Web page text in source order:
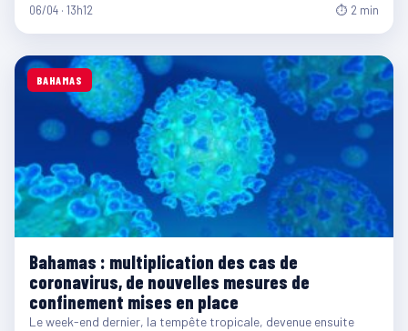
06/04 · 13h12 ⏱ 2 min
BAHAMAS
Bahamas : multiplication des cas de
coronavirus, de nouvelles mesures de
confinement mises en place
Le week-end dernier, la tempête tropicale, devenue ensuite